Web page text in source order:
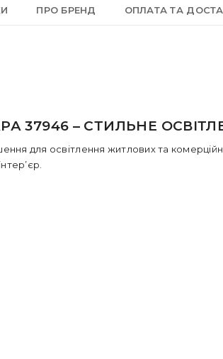
ПРО БРЕНД ОПЛАТА ТА
37946 – СТИЛЬНЕ
для освітлення житлових та